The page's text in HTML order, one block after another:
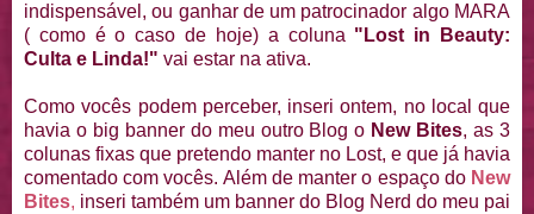
indispensável, ou ganhar de um patrocinador algo MARA
( como é o caso de hoje) a coluna "Lost in Beauty:
Culta e Linda!" vai estar na ativa.
Como vocês podem perceber, inseri ontem, no local que
havia o big banner do meu outro Blog o New Bites, as 3
colunas fixas que pretendo manter no Lost, e que já havia
comentado com vocês. Além de manter o espaço do New
Bites, inseri também um banner do Blog Nerd do meu pai